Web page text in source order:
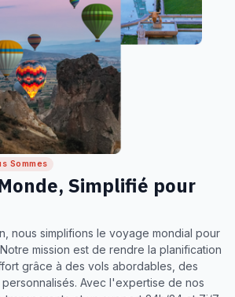
Sommes
Simplifié pour
nous simplifions le voyage mondial pour
mission est de rendre la planification
grâce à des vols abordables, des
Avec l'expertise de nos